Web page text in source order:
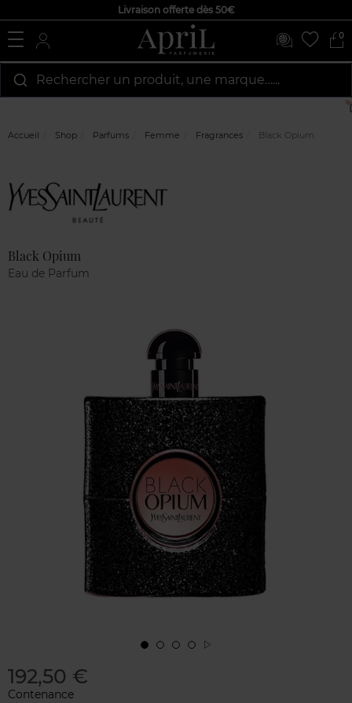
Livraison offerte dès 50€
0
Rechercher un produit, une marque…...
Accueil Shop Parfums Femme Fragrances Black Opium
Black Opium
Eau de Parfum
192,50 €
Contenance